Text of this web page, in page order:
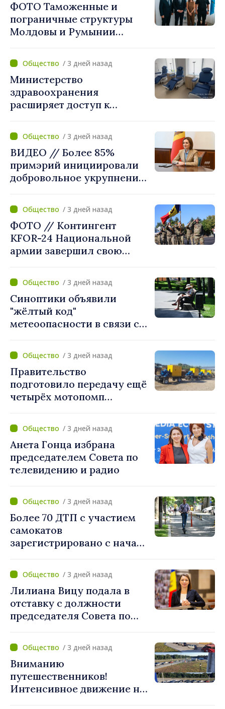
ФОТО Таможенные и
пограничные структуры
Молдовы и Румынии
по разгрузке движения на
КПП "Леушены–Албица"
/ 3 дней назад
Министерство
здравоохранения
расширяет доступ к
Новоаненской и Сорокской
районных больницах
/ 3 дней назад
ВИДЕО // Более 85%
примэрий инициировали
добровольное укрупнение.
приветствует смелые
решения местных властей:
«Вы поставили интересы
людей на первое место»
/ 3 дней назад
ФОТО // Контингент
KFOR-24 Национальной
армии завершил свою
/ 3 дней назад
Синоптики объявили
"жёлтый код"
метеоопасности в связи с
поднимется до 36°C
/ 3 дней назад
Правительство
подготовило передачу ещё
четырёх мотопомп
предприятию «Apă Canal»
/ 3 дней назад
Анета Гонца избрана
председателем Совета по
телевидению и радио
/ 3 дней назад
Более 70 ДТП с участием
самокатов
зарегистрировано с начала
водителей соблюдать
правила дорожного
движения
/ 3 дней назад
Лилиана Вицу подала в
отставку с должности
председателя Совета по
/ 3 дней назад
Вниманию
путешественников!
Интенсивное движение на